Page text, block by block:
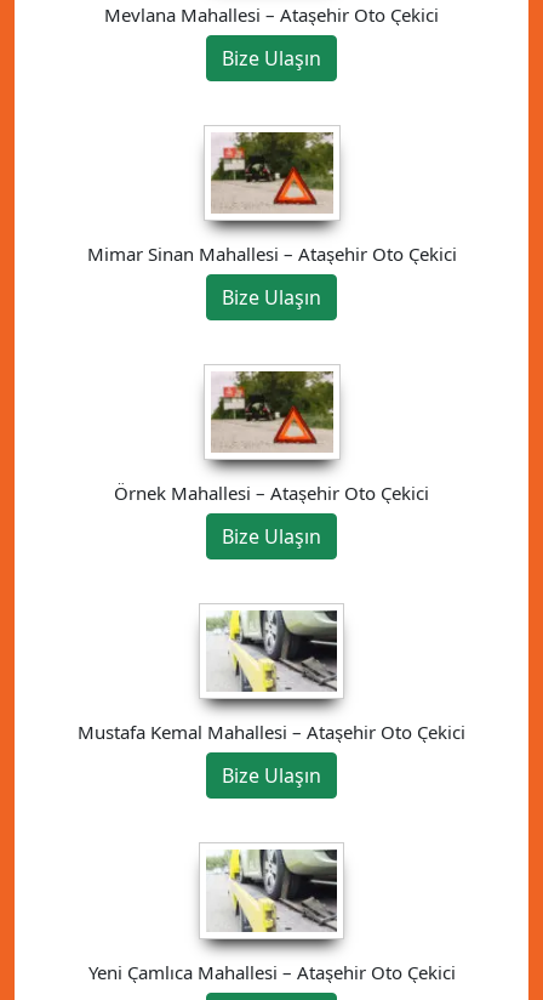
Mevlana Mahallesi – Ataşehir Oto Çekici
Bize Ulaşın
Mimar Sinan Mahallesi – Ataşehir Oto Çekici
Bize Ulaşın
Örnek Mahallesi – Ataşehir Oto Çekici
Bize Ulaşın
Mustafa Kemal Mahallesi – Ataşehir Oto Çekici
Bize Ulaşın
Yeni Çamlıca Mahallesi – Ataşehir Oto Çekici